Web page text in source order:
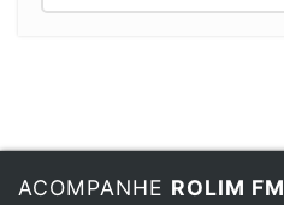
ACOMPANHE ROLIM FM